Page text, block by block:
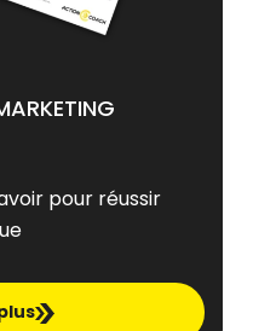
pour réussir